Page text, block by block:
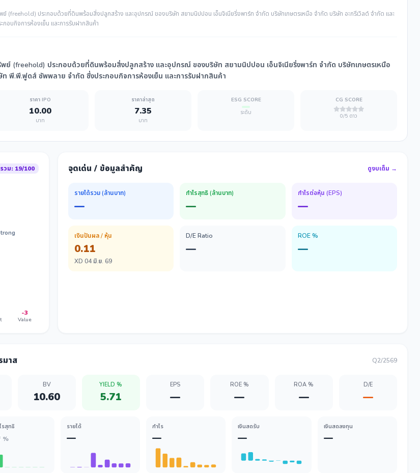
(freehold) ประกอบด้วยที่ดินพร้อมสิ่งปลูกสร้าง และอุปกรณ์ ของบริษัท สยามนิปปอน เอ็นจิเนียริ่งพาร์ท จำกัด บริษัทเกษตรเหนือ จำกัด บริษัท อะกรีเวิลด์ จำกัด และ
บกิจการห้องเย็น และการรับฝากสินค้า
ย์ (freehold) ประกอบด้วยที่ดินพร้อมสิ่งปลูกสร้าง และอุปกรณ์ ของบริษัท สยามนิปปอน เอ็นจิเนียริ่งพาร์ท จำกัด บริษัทเกษตรเหนือ
ท พี.พี.ฟูดส์ ซัพพลาย จำกัด ซึ่งประกอบกิจการห้องเย็น และการรับฝากสินค้า
ราคา IPO
10.00
บาท
ราคาล่าสุด
7.35
บาท
ESG SCORE
ระดับ
CG SCORE
0/5 ดาว
วม: 19/100
-3
Value
จุดเด่น / ข้อมูลสำคัญ ดูงบเต็ม →
รายได้รวม (ล้านบาท)
—
กำไรสุทธิ (ล้านบาท)
—
กำไรต่อหุ้น (EPS)
—
เงินปันผล / หุ้น
0.11
XD 04 มิ.ย. 69
D/E Ratio
—
ROE %
—
มาส Q2/2569
BV
10.60
YIELD %
5.71
EPS
—
ROE %
—
ROA %
—
D/E
—
รสุทธิ
%
รายได้
—
กำไร
—
เงินสดรับ
—
เงินสดลงทุน
—